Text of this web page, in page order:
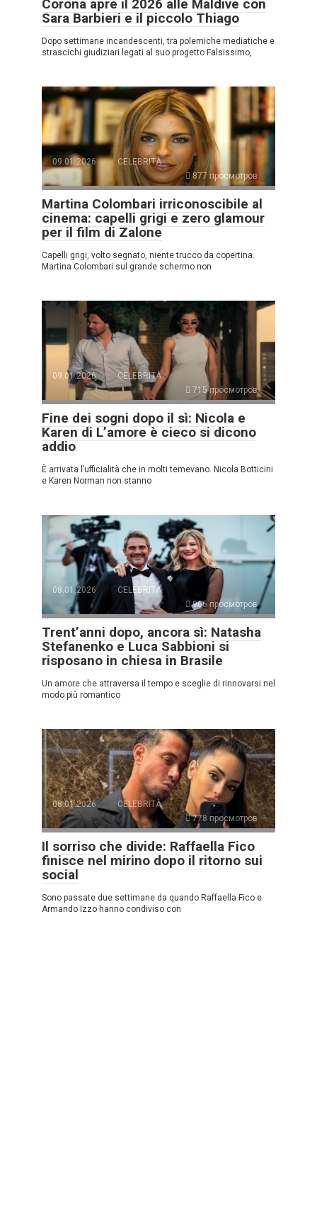
Corona apre il 2026 alle Maldive con
Sara Barbieri e il piccolo Thiago
Dopo settimane incandescenti, tra polemiche mediatiche e
strascichi giudiziari legati al suo progetto Falsissimo,
09.01.2026
CELEBRITÀ
877 просмотров
Martina Colombari irriconoscibile al
cinema: capelli grigi e zero glamour
per il film di Zalone
Capelli grigi, volto segnato, niente trucco da copertina.
Martina Colombari sul grande schermo non
09.01.2026
CELEBRITÀ
715 просмотров
Fine dei sogni dopo il sì: Nicola e
Karen di L’amore è cieco si dicono
addio
È arrivata l’ufficialità che in molti temevano. Nicola Botticini
e Karen Norman non stanno
08.01.2026
CELEBRITÀ
966 просмотров
Trent’anni dopo, ancora sì: Natasha
Stefanenko e Luca Sabbioni si
risposano in chiesa in Brasile
Un amore che attraversa il tempo e sceglie di rinnovarsi nel
modo più romantico
08.01.2026
CELEBRITÀ
778 просмотров
Il sorriso che divide: Raffaella Fico
finisce nel mirino dopo il ritorno sui
social
Sono passate due settimane da quando Raffaella Fico e
Armando Izzo hanno condiviso con